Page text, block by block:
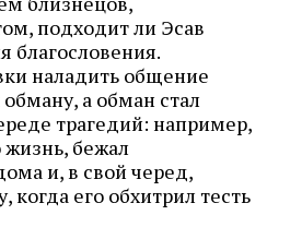
подходит ли Эсав
благословения.
наладить общение
а обман стал
трагедий: например,
жизнь, бежал
и, в свой черед,
когда его обхитрил тесть